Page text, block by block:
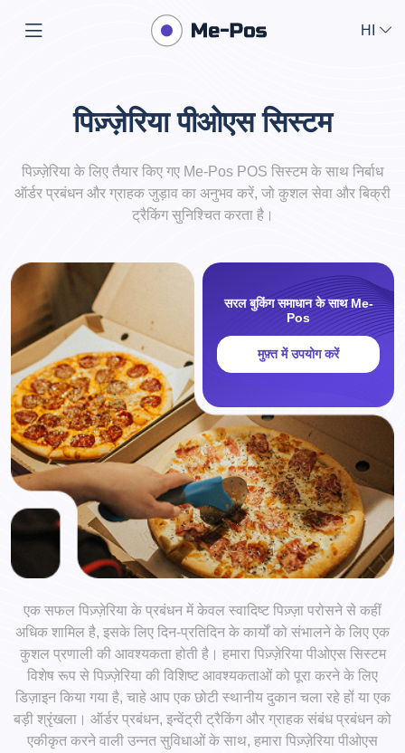
HI
पिज़्ज़ेरिया पीओएस सिस्टम
पिज़्ज़ेरिया के लिए तैयार किए गए Me-Pos POS सिस्टम के साथ निर्बाध
ऑर्डर प्रबंधन और ग्राहक जुड़ाव का अनुभव करें, जो कुशल सेवा और बिक्री
ट्रैकिंग सुनिश्चित करता है।
सरल बुकिंग समाधान के साथ Me-
Pos
मुफ़्त में उपयोग करें
एक सफल पिज़्ज़ेरिया के प्रबंधन में केवल स्वादिष्ट पिज़्ज़ा परोसने से कहीं
अधिक शामिल है, इसके लिए दिन-प्रतिदिन के कार्यों को संभालने के लिए एक
कुशल प्रणाली की आवश्यकता होती है। हमारा पिज़्ज़ेरिया पीओएस सिस्टम
विशेष रूप से पिज़्ज़ेरिया की विशिष्ट आवश्यकताओं को पूरा करने के लिए
डिज़ाइन किया गया है, चाहे आप एक छोटी स्थानीय दुकान चला रहे हों या एक
बड़ी श्रृंखला। ऑर्डर प्रबंधन, इन्वेंट्री ट्रैकिंग और ग्राहक संबंध प्रबंधन को
एकीकृत करने वाली उन्नत सुविधाओं के साथ, हमारा पिज़्ज़ेरिया पीओएस